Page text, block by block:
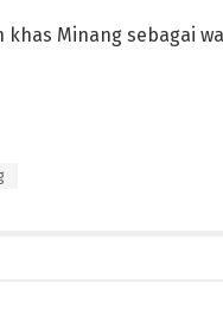
Minang sebagai